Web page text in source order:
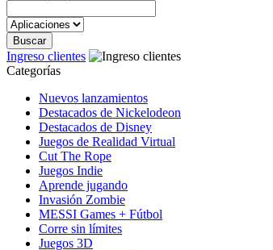
Ingreso clientes
Categorías
Nuevos lanzamientos
Destacados de Nickelodeon
Destacados de Disney
Juegos de Realidad Virtual
Cut The Rope
Juegos Indie
Aprende jugando
Invasión Zombie
MESSI Games + Fútbol
Corre sin límites
Juegos 3D